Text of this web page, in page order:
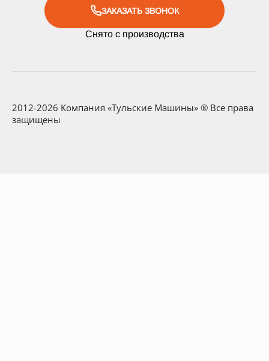
ЗАКАЗАТЬ ЗВОНОК
Снято с производства
2012-2026 Компания «Тульские Машины» ® Все права
защищены